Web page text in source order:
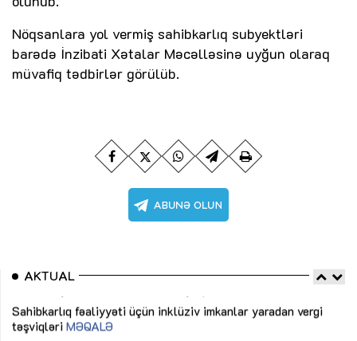
Nöqsanlara yol vermiş sahibkarlıq subyektləri
barədə İnzibati Xətalar Məcəlləsinə uyğun olaraq
müvafiq tədbirlər görülüb.
AKTUAL
Sahibkarlıq fəaliyyəti üçün inklüziv imkanlar yaradan vergi
təşviqləriMƏQALƏ